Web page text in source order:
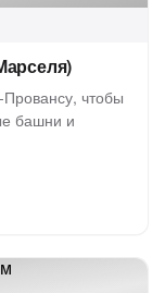
чтобы
башни и